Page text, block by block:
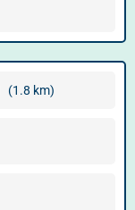
(1.8 km)